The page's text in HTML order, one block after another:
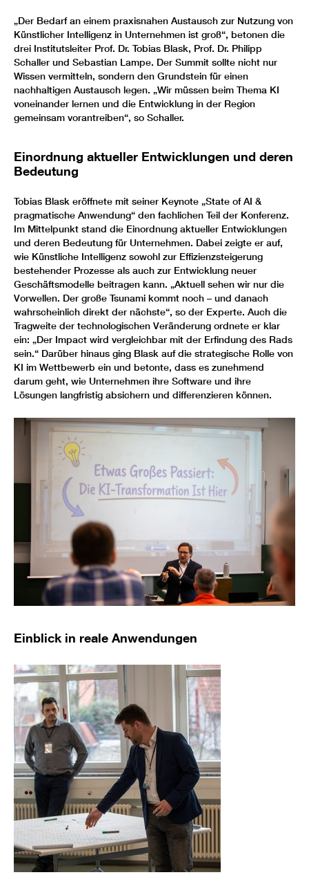
„Der Bedarf an einem praxisnahen Austausch zur Nutzung von
Künstlicher Intelligenz in Unternehmen ist groß“, betonen die
drei Institutsleiter Prof. Dr. Tobias Blask, Prof. Dr. Philipp
Schaller und Sebastian Lampe. Der Summit sollte nicht nur
Wissen vermitteln, sondern den Grundstein für einen
nachhaltigen Austausch legen. „Wir müssen beim Thema KI
voneinander lernen und die Entwicklung in der Region
gemeinsam vorantreiben“, so Schaller.
Einordnung aktueller Entwicklungen und deren
Bedeutung
Tobias Blask eröffnete mit seiner Keynote „State of AI &
pragmatische Anwendung“ den fachlichen Teil der Konferenz.
Im Mittelpunkt stand die Einordnung aktueller Entwicklungen
und deren Bedeutung für Unternehmen. Dabei zeigte er auf,
wie Künstliche Intelligenz sowohl zur Effizienzsteigerung
bestehender Prozesse als auch zur Entwicklung neuer
Geschäftsmodelle beitragen kann. „Aktuell sehen wir nur die
Vorwellen. Der große Tsunami kommt noch – und danach
wahrscheinlich direkt der nächste“, so der Experte. Auch die
Tragweite der technologischen Veränderung ordnete er klar
ein: „Der Impact wird vergleichbar mit der Erfindung des Rads
sein.“ Darüber hinaus ging Blask auf die strategische Rolle von
KI im Wettbewerb ein und betonte, dass es zunehmend
darum geht, wie Unternehmen ihre Software und ihre
Lösungen langfristig absichern und differenzieren können.
Einblick in reale Anwendungen